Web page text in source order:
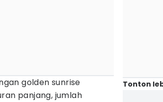
golden sunrise
panjang, jumlah
Tonton